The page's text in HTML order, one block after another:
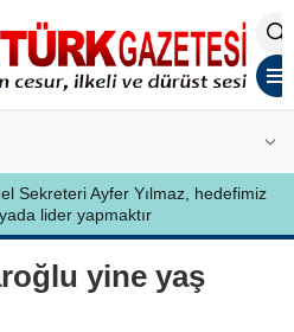
Yılmaz, Özlem Kardeş Sancar’a
yine yaş